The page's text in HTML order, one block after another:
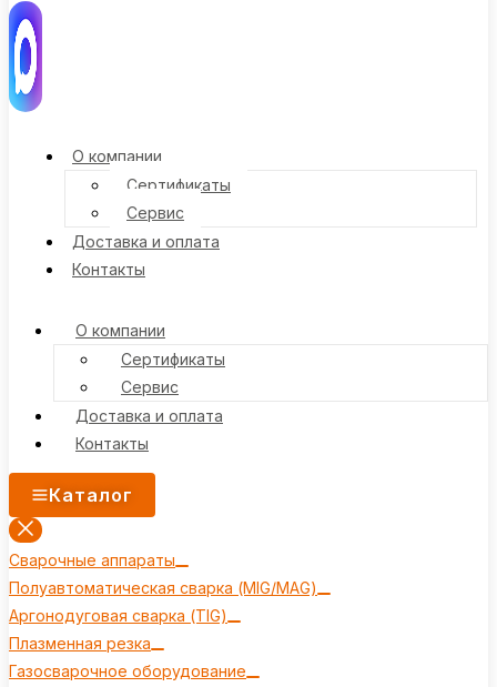
О компании
Сертификаты
Сервис
Доставка и оплата
Контакты
О компании
Сертификаты
Сервис
Доставка и оплата
Контакты
Каталог
Сварочные аппараты
Полуавтоматическая сварка (MIG/MAG)
Аргонодуговая сварка (TIG)
Плазменная резка
Газосварочное оборудование